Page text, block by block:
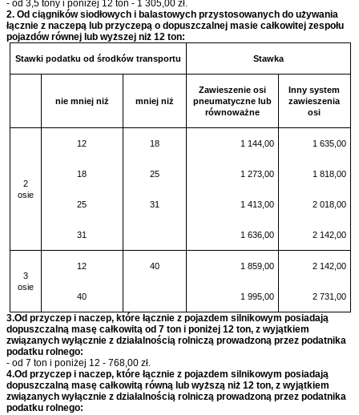
- od 3,5 tony i poniżej 12 ton - 1 305,00 zł.
2. Od ciągników siodłowych i balastowych przystosowanych do używania
łącznie z naczepą lub przyczepą o dopuszczalnej masie całkowitej zespołu
pojazdów równej lub wyższej niż 12 ton:
Stawki podatku od środków transportu Stawka
nie mniej niż mniej niż
Zawieszenie osi
pneumatyczne lub
równoważne
Inny system
zawieszenia
osi
2
osie
12 18 1 144,00 1 635,00
18 25 1 273,00 1 818,00
25 31 1 413,00 2 018,00
31 1 636,00 2 142,00
3
osie
12 40 1 859,00 2 142,00
40 1 995,00 2 731,00
3.Od przyczep i naczep, które łącznie z pojazdem silnikowym posiadają
dopuszczalną masę całkowitą od 7 ton i poniżej 12 ton, z wyjątkiem
związanych wyłącznie z działalnością rolniczą prowadzoną przez podatnika
podatku rolnego:
- od 7 ton i poniżej 12 - 768,00 zł.
4.Od przyczep i naczep, które łącznie z pojazdem silnikowym posiadają
dopuszczalną masę całkowitą równą lub wyższą niż 12 ton, z wyjątkiem
związanych wyłącznie z działalnością rolniczą prowadzoną przez podatnika
podatku rolnego: